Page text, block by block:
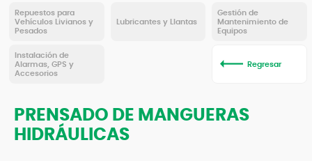
Repuestos para
Vehículos Livianos y
Pesados
Lubricantes y Llantas
Gestión de
Mantenimiento de
Equipos
Instalación de
Alarmas, GPS y
Accesorios
Regresar
PRENSADO DE MANGUERAS
HIDRÁULICAS